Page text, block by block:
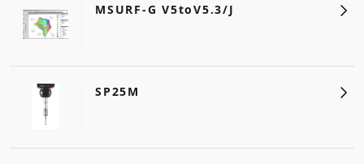
MSURF-G V5toV5.3/J
SP25M